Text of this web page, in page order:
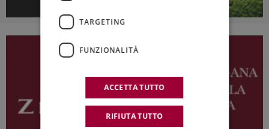
TARGETING
FUNZIONALITÀ
ACCETTA TUTTO
RIFIUTA TUTTO